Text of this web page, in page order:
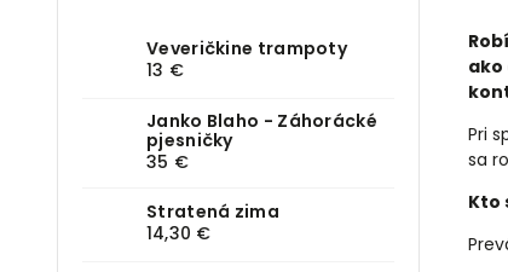
Veveričkine trampoty
13 €
Janko Blaho - Záhorácké
pjesničky
35 €
Stratená zima
14,30 €
ako
Pri
sa
Kto